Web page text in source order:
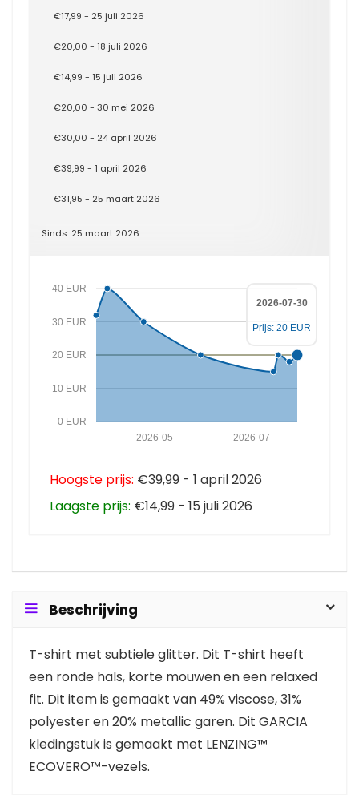
€17,99 - 25 juli 2026
€20,00 - 18 juli 2026
€14,99 - 15 juli 2026
€20,00 - 30 mei 2026
€30,00 - 24 april 2026
€39,99 - 1 april 2026
€31,95 - 25 maart 2026
Sinds: 25 maart 2026
0 EUR
10 EUR
20 EUR
30 EUR
40 EUR
2026-07
2026-05
2026-07-30
Prijs: 20 EUR
Hoogste prijs: €39,99 - 1 april 2026
Laagste prijs: €14,99 - 15 juli 2026
Beschrijving
T-shirt met subtiele glitter. Dit T-shirt heeft
een ronde hals, korte mouwen en een relaxed
fit. Dit item is gemaakt van 49% viscose, 31%
polyester en 20% metallic garen. Dit GARCIA
kledingstuk is gemaakt met LENZING™
ECOVERO™-vezels.